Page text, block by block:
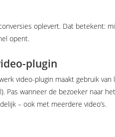
oplevert. Dat betekent:
opent.
plugin
video-plugin maakt gebruik van
Pas wanneer de bezoeker naar
– ook met meerdere video’s.